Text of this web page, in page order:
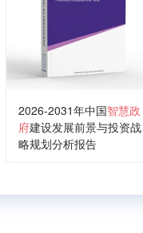
2026-2031年中国智慧政
府建设发展前景与投资战
略规划分析报告